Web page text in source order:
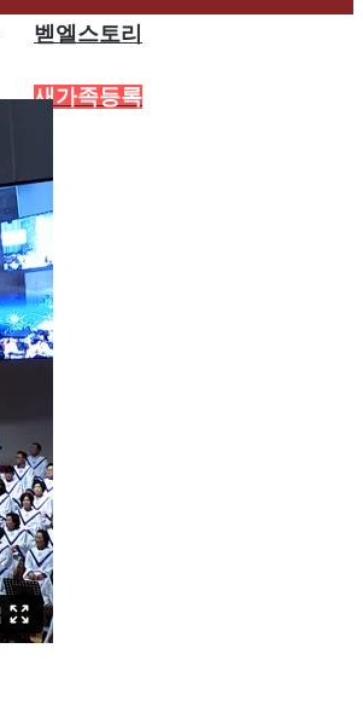
벧엘스토리
새가족등록